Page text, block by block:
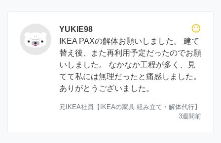
sentiment_neutral
YUKIE98
IKEA PAXの解体お願いしました。 建て
替え後、また再利用予定だったのでお願
いしました。 なかなか工程が多く、見
てて私には無理だったと痛感しました。
ありがとうございました。
元IKEA社員【IKEAの家具 組み立て・解体代行】
3週間前